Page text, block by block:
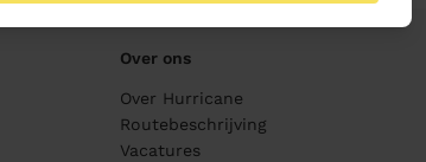
Over ons
Over Hurricane
Routebeschrijving
Vacatures